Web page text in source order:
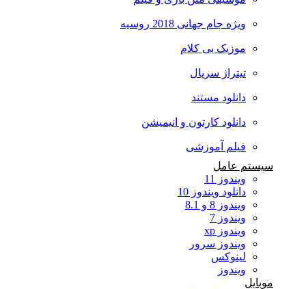
ویژه جام جهانی 2018 روسیه
موزیک بی کلام
تیتراژ سریال
دانلود مستند
دانلود کارتون و انیمیشن
فیلم آموزشی
عامل
ویندوز 11
دانلود ویندوز 10
ویندوز 8 و 8.1
ویندوز 7
ویندوز xp
ویندوز سرور
لینوکس
ویندوز